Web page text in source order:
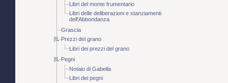
Libri del monte frumentario
Libri delle deliberazioni e stanziamenti
dell'Abbondanza
Grascia
Prezzi del grano
Libri dei prezzi del grano
Pegni
Notaio di Gabella
Libri dei pegni